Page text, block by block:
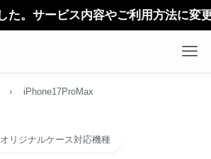
› iPhone17ProMax
オリジナルケース対応機種